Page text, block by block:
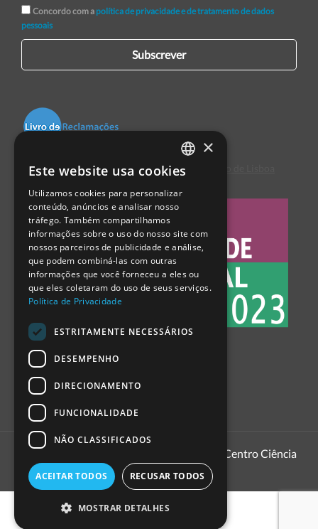
Concordo com a política de privacidade e de tratamento de dados
pessoais
Subscrever
Centro de Arbitragem de Conflitos de Consumo de Lisboa
1999 - 2026
Pavilhão do Conhecimento | Centro Ciência
PORTUGUESE
ENGLISH
SPANISH
×
Este website usa cookies
Utilizamos cookies para personalizar
conteúdo, anúncios e analisar nosso
tráfego. Também compartilhamos
informações sobre o uso do nosso site com
nossos parceiros de publicidade e análise,
que podem combiná-las com outras
informações que você forneceu a eles ou
que eles coletaram do uso de seus serviços.
Política de Privacidade
ESTRITAMENTE NECESSÁRIOS
DESEMPENHO
DIRECIONAMENTO
FUNCIONALIDADE
NÃO CLASSIFICADOS
ACEITAR TODOS RECUSAR TODOS
MOSTRAR DETALHES